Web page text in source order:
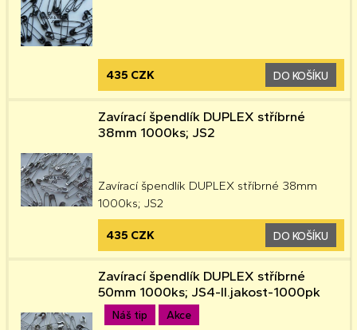
435 CZK DO KOŠÍKU
Zavírací špendlík DUPLEX stříbrné
38mm 1000ks; JS2
Zavírací špendlík DUPLEX stříbrné 38mm
1000ks; JS2
435 CZK DO KOŠÍKU
Náš tip Akce
Zavírací špendlík DUPLEX stříbrné
50mm 1000ks; JS4-II.jakost-1000pk